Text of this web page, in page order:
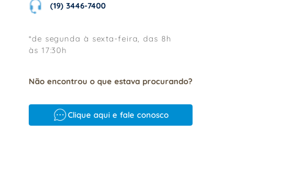
(19) 3446-7400
*de segunda à sexta-feira, das 8h
às 17:30h
Não encontrou o que estava procurando?
Clique aqui e fale conosco